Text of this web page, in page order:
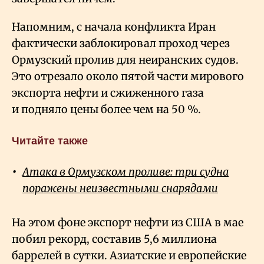
Напомним, с начала конфликта Иран
фактически заблокировал проход через
Ормузский пролив для неиранских судов.
Это отрезало около пятой части мирового
экспорта нефти и сжиженного газа
и подняло цены более чем на 50 %.
Читайте также
Атака в Ормузском проливе: три судна
поражены неизвестными снарядами
На этом фоне экспорт нефти из США в мае
побил рекорд, составив 5,6 миллиона
баррелей в сутки. Азиатские и европейские